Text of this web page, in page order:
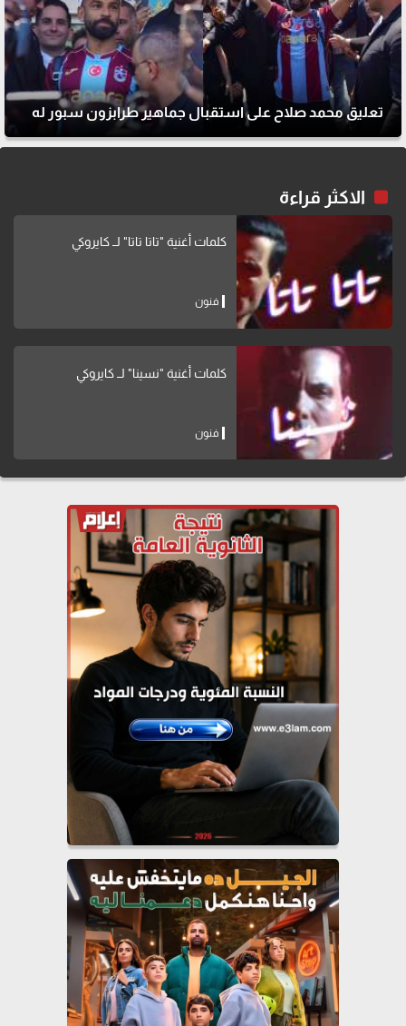
تعليق محمد صلاح على استقبال جماهير طرابزون سبور له
الاكثر قراءة
كلمات أغنية "تاتا تاتا" لــ كايروكي
فنون
كلمات أغنية "نسينا" لــ كايروكي
فنون